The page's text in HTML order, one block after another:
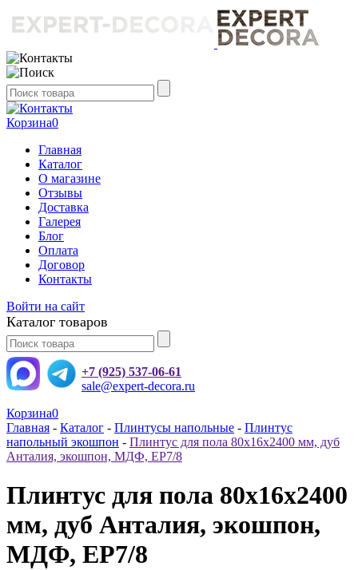
Корзина0
Главная
Каталог
О магазине
Отзывы
Доставка
Галерея
Блог
Оплата
Договор
Контакты
Войти на сайт
Каталог товаров
+7 (925) 537-06-61
sale@expert-decora.ru
Корзина0
Главная - Каталог - Плинтусы напольные - Плинтус
напольный экошпон - Плинтус для пола 80x16x2400 мм, дуб
Анталия, экошпон, МДФ, ЕР7/8
Плинтус для пола 80x16x2400
мм, дуб Анталия, экошпон,
МДФ, ЕР7/8